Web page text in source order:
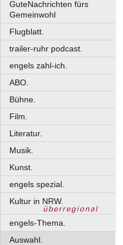
GuteNachrichten fürs
Gemeinwohl
Flugblatt.
trailer-ruhr podcast.
engels zahl-ich.
ABO.
Bühne.
Film.
Literatur.
Musik.
Kunst.
engels spezial.
Kultur in NRW.
engels-Thema.
Auswahl.